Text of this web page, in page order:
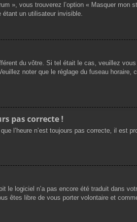
», vous trouverez l’option « Masquer
un utilisateur invisible.
du vôtre. Si tel était le cas, veuillez
noter que le réglage du fuseau
pas correcte !
l’heure n’est toujours pas correcte, il est
le logiciel n’a pas encore été traduit dans
êtes libre de vous porter volontaire et